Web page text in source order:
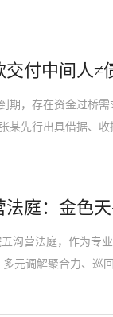
付中间人
存在资金过桥需求
某先行出具借据、
庭：金色
营法庭，作为专业
元调解聚合力、巡回